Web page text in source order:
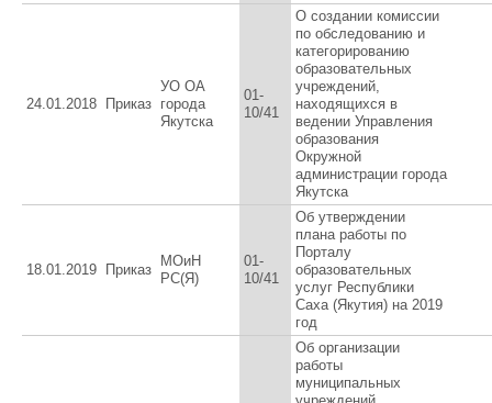
24.01.2018 Приказ
УО ОА
города
Якутска
01-
10/41
О создании комиссии
по обследованию и
категорированию
образовательных
учреждений,
находящихся в
ведении Управления
образования
Окружной
администрации города
Якутска
18.01.2019 Приказ
МОиН
РС(Я)
01-
10/41
Об утверждении
плана работы по
Порталу
образовательных
услуг Республики
Саха (Якутия) на 2019
год
Об организации
работы
муниципальных